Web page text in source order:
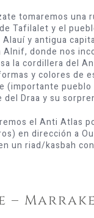
tomaremos una
Tafilalet y el
y antigua
Alnif, donde nos
la cordillera del
y colores de
(importante pueblo
Draa y su
el Anti Atlas
en dirección a
un riad/kasbah
–